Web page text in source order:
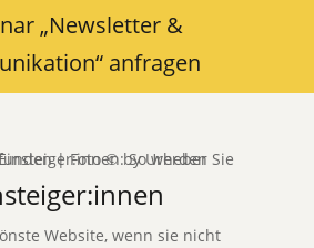
„Newsletter &
anfragen
Website, wenn sie nicht